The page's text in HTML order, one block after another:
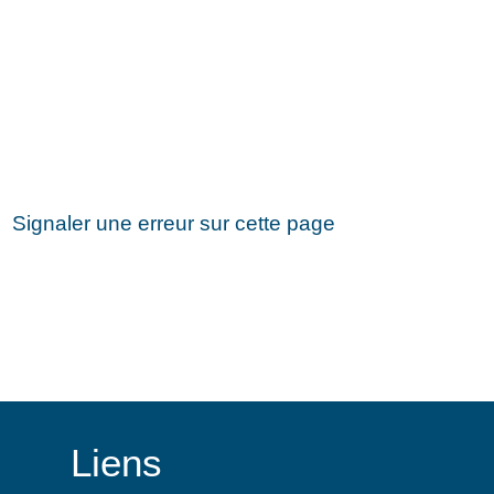
Signaler une erreur sur cette page
Liens